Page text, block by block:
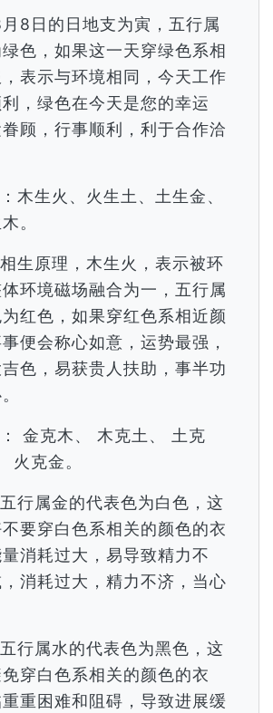
8日的日地支为寅，五行属
色，如果这一天穿绿色系相
表示与环境相同，今天工作
，绿色在今天是您的幸运
顾，行事顺利，利于合作洽
木生火、火生土、土生金、
。
生原理，木生火，表示被环
环境磁场融合为一，五行属
红色，如果穿红色系相近颜
便会称心如意，运势最强，
色，易获贵人扶助，事半功
金克木、 木克土、 土克
火克金。
行属金的代表色为白色，这
要穿白色系相关的颜色的衣
消耗过大，易导致精力不
消耗过大，精力不济，当心
行属水的代表色为黑色，这
穿白色系相关的颜色的衣
重困难和阻碍，导致进展缓